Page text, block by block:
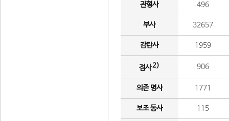
관형사 496
부사 32657
감탄사 1959
접사2) 906
의존 명사 1771
보조 동사 115